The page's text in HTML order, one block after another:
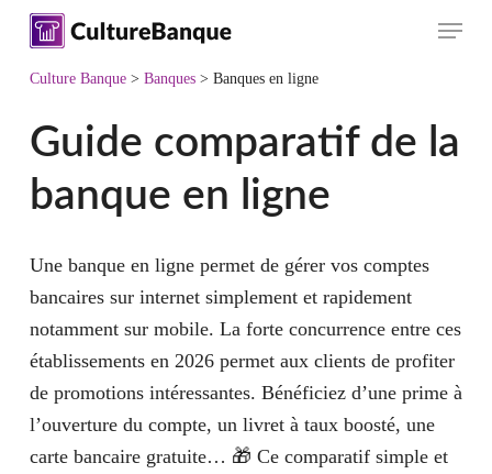
Skip
main
Menu
Culture Banque> Banques> Banques en ligne
Guide comparatif de la
banque en ligne
Une banque en ligne permet de gérer vos comptes
bancaires sur internet simplement et rapidement
notamment sur mobile. La forte concurrence entre ces
établissements en 2026 permet aux clients de profiter
de promotions intéressantes. Bénéficiez d’une prime à
l’ouverture du compte, un livret à taux boosté, une
carte bancaire gratuite… 🎁 Ce comparatif simple et